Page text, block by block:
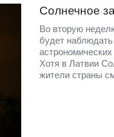
Солнечное
Во вторую
будет
Хотя в Латвии
жители страны